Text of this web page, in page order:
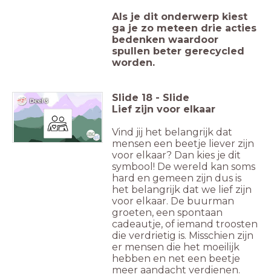
Als je dit onderwerp kiest
ga je zo meteen drie acties
bedenken waardoor
spullen beter gerecycled
worden.
Slide 18 - Slide
Lief zijn voor elkaar
Vind jij het belangrijk dat
mensen een beetje liever zijn
voor elkaar? Dan kies je dit
symbool! De wereld kan soms
hard en gemeen zijn dus is
het belangrijk dat we lief zijn
voor elkaar. De buurman
groeten, een spontaan
cadeautje, of iemand troosten
die verdrietig is. Misschien zijn
er mensen die het moeilijk
hebben en net een beetje
meer aandacht verdienen.